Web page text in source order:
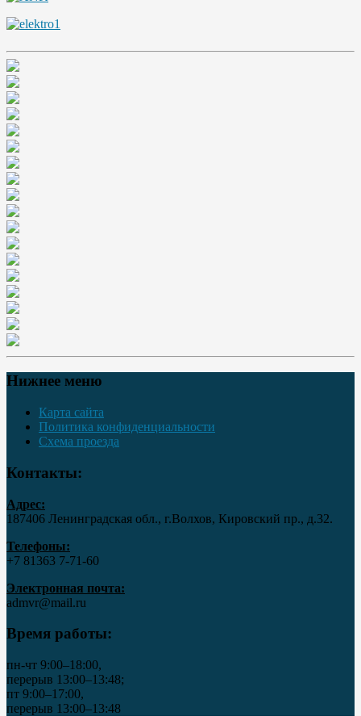
Нижнее меню
Карта сайта
Политика конфиденциальности
Схема проезда
Контакты:
Адрес:
187406 Ленинградская обл., г.Волхов, Кировский пр., д.32.
Телефоны:
+7 81363 7‑71-60
Электронная почта:
admvr@mail.ru
Время работы:
пн-чт 9:00–18:00,
перерыв 13:00–13:48;
пт 9:00–17:00,
перерыв 13:00–13:48